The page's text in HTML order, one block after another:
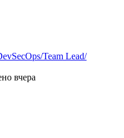
Team Lead/
вчера